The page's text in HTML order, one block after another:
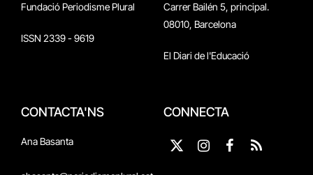
Fundació Periodisme Plural
ISSN 2339 - 9619
Carrer Bailén 5, principal.
08010, Barcelona
El Diari de l'Educació
CONTACTA'NS
Ana Basanta
CONNECTA
X
Instagram
Facebook
RSS